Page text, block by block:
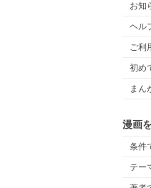
お知
ヘル
ご利
初め
まん
漫画
条件
テー